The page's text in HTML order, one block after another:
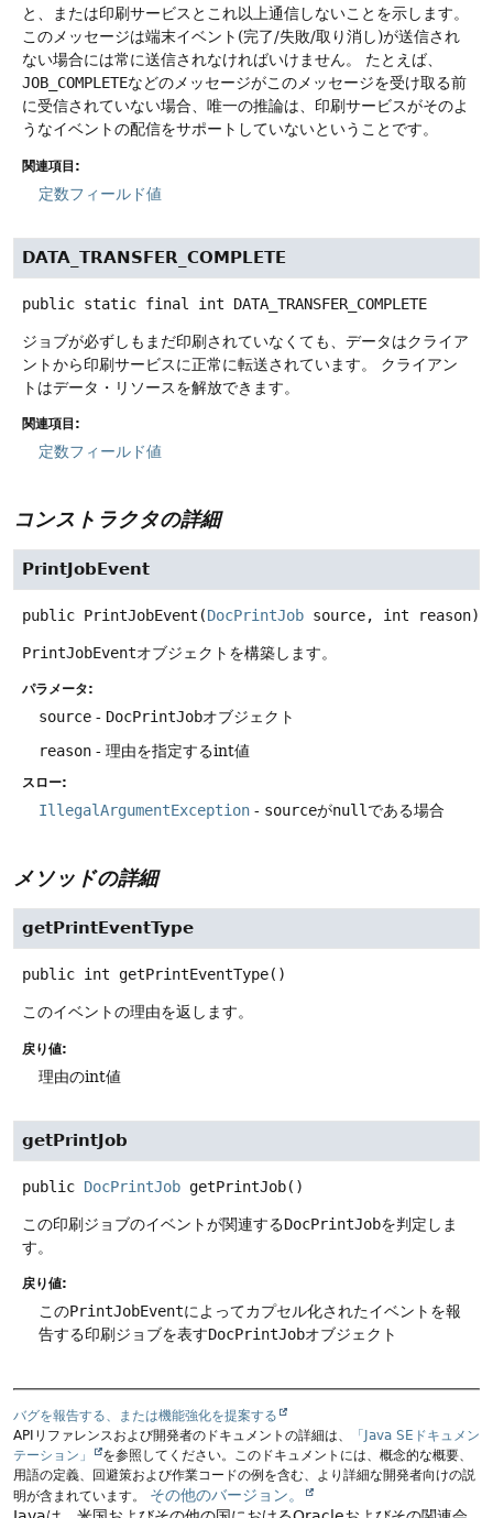
と、または印刷サービスとこれ以上通信しないことを示します。
このメッセージは端末イベント(完了/失敗/取り消し)が送信され
ない場合には常に送信されなければいけません。
たとえば、
JOB_COMPLETEなどのメッセージがこのメッセージを受け取る前
に受信されていない場合、唯一の推論は、印刷サービスがそのよ
うなイベントの配信をサポートしていないということです。
関連項目:
定数フィールド値
DATA_TRANSFER_COMPLETE
public static final int DATA_TRANSFER_COMPLETE
ジョブが必ずしもまだ印刷されていなくても、データはクライア
ントから印刷サービスに正常に転送されています。
クライアン
トはデータ・リソースを解放できます。
関連項目:
定数フィールド値
コンストラクタの詳細
PrintJobEvent
public PrintJobEvent (DocPrintJob source, int reason)
PrintJobEventオブジェクトを構築します。
パラメータ:
source - DocPrintJobオブジェクト
reason - 理由を指定するint値
スロー:
IllegalArgumentException - sourceがnullである場合
メソッドの詳細
getPrintEventType
public int getPrintEventType()
このイベントの理由を返します。
戻り値:
理由のint値
getPrintJob
public DocPrintJob getPrintJob()
この印刷ジョブのイベントが関連するDocPrintJobを判定しま
す。
戻り値:
このPrintJobEventによってカプセル化されたイベントを報
告する印刷ジョブを表すDocPrintJobオブジェクト
バグを報告する、または機能強化を提案する
APIリファレンスおよび開発者のドキュメントの詳細は、
「Java SEドキュメン
テーション」
を参照してください。このドキュメントには、概念的な概要、
用語の定義、回避策および作業コードの例を含む、より詳細な開発者向けの説
明が含まれています。
その他のバージョン。